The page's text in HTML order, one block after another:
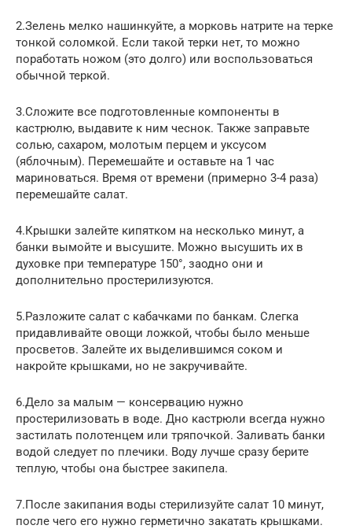
2.Зелень мелко нашинкуйте, а морковь натрите на терке
тонкой соломкой. Если такой терки нет, то можно
поработать ножом (это долго) или воспользоваться
обычной теркой.
3.Сложите все подготовленные компоненты в
кастрюлю, выдавите к ним чеснок. Также заправьте
солью, сахаром, молотым перцем и уксусом
(яблочным). Перемешайте и оставьте на 1 час
мариноваться. Время от времени (примерно 3-4 раза)
перемешайте салат.
4.Крышки залейте кипятком на несколько минут, а
банки вымойте и высушите. Можно высушить их в
духовке при температуре 150°, заодно они и
дополнительно простерилизуются.
5.Разложите салат с кабачками по банкам. Слегка
придавливайте овощи ложкой, чтобы было меньше
просветов. Залейте их выделившимся соком и
накройте крышками, но не закручивайте.
6.Дело за малым — консервацию нужно
простерилизовать в воде. Дно кастрюли всегда нужно
застилать полотенцем или тряпочкой. Заливать банки
водой следует по плечики. Воду лучше сразу берите
теплую, чтобы она быстрее закипела.
7.После закипания воды стерилизуйте салат 10 минут,
после чего его нужно герметично закатать крышками.